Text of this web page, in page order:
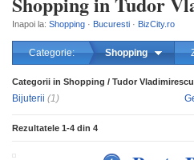
Inapoi la: Shopping · Bucuresti · BizCity.ro
Categorie: Shopping
Categorii in Shopping / Tudor
Bijuterii (1)
Rezultatele 1-4 din 4